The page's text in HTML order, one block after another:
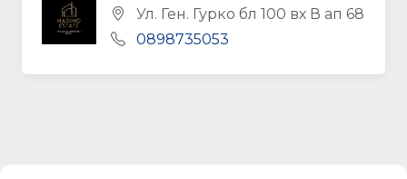
Ул. Ген. Гурко бл 100 вх В ап 68
0898735053